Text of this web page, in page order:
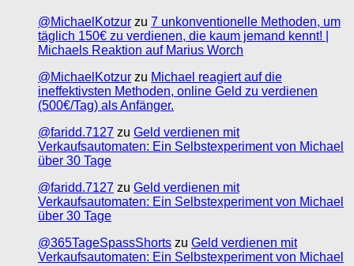
@MichaelKotzur zu 7 unkonventionelle Methoden, um
täglich 150€ zu verdienen, die kaum jemand kennt! |
Michaels Reaktion auf Marius Worch
@MichaelKotzur zu Michael reagiert auf die
ineffektivsten Methoden, online Geld zu verdienen
(500€/Tag) als Anfänger.
@faridd.7127 zu Geld verdienen mit
Verkaufsautomaten: Ein Selbstexperiment von Michael
über 30 Tage
@faridd.7127 zu Geld verdienen mit
Verkaufsautomaten: Ein Selbstexperiment von Michael
über 30 Tage
@365TageSpassShorts zu Geld verdienen mit
Verkaufsautomaten: Ein Selbstexperiment von Michael